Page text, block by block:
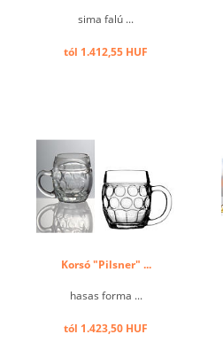
sima falú ...
tól 1.412,55 HUF
Korsó "Pilsner" ...
hasas forma ...
tól 1.423,50 HUF